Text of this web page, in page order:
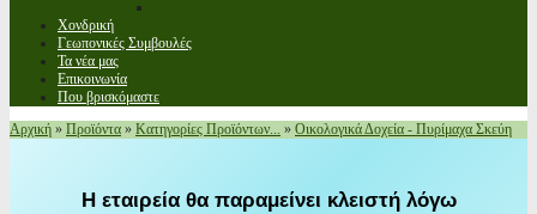
Χονδρική
Γεωπονικές Συμβουλές
Τα νέα μας
Επικοινωνία
Που βρισκόμαστε
Αρχική » Προϊόντα » Κατηγορίες Προϊόντων... » Οικολογικά Δοχεία - Πυρίμαχα Σκεύη
Η εταιρεία θα παραμείνει κλειστή λόγω